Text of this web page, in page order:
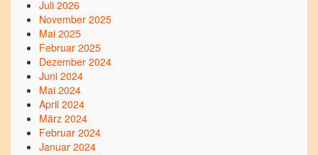
Juli 2026
November 2025
Mai 2025
Februar 2025
Dezember 2024
Juni 2024
Mai 2024
April 2024
März 2024
Februar 2024
Januar 2024